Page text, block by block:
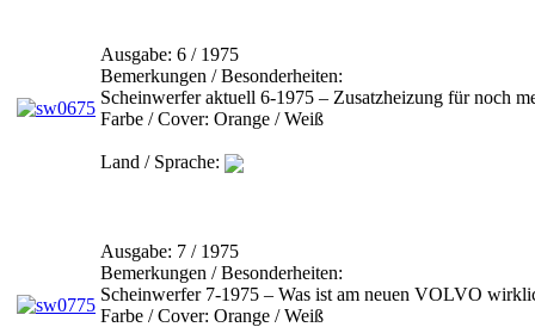
Ausgabe: 6 / 1975
Bemerkungen / Besonderheiten:
Scheinwerfer aktuell 6-1975 – Zusatzheizung für noch
Farbe / Cover: Orange / Weiß
Land / Sprache:
Ausgabe: 7 / 1975
Bemerkungen / Besonderheiten:
Scheinwerfer 7-1975 – Was ist am neuen VOLVO
Farbe / Cover: Orange / Weiß